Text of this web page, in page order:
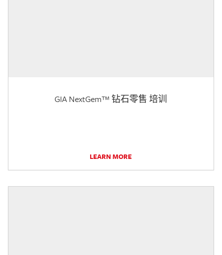
GIA NextGem™ 钻石零售 培训
LEARN MORE